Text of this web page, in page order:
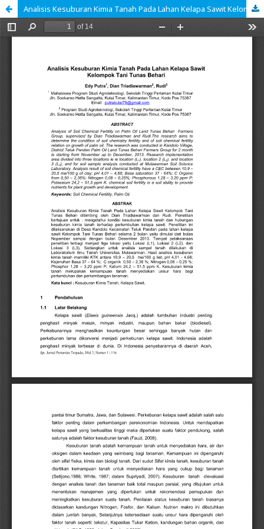
Analisis Kesuburan Kimia Tanah Pada Lahan Kelapa Sawit Kelompok Tani Tunas Behari